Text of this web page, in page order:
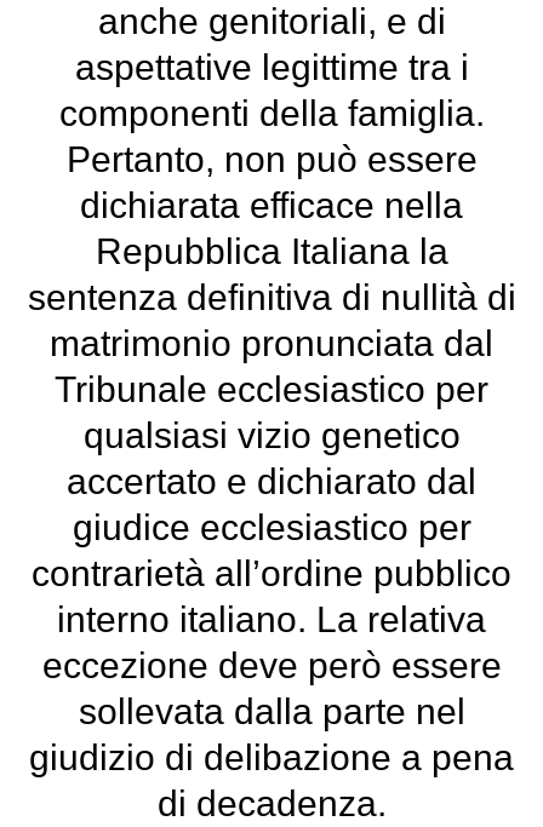
anche genitoriali, e di
aspettative legittime tra i
componenti della famiglia.
Pertanto, non può essere
dichiarata efficace nella
Repubblica Italiana la
sentenza definitiva di nullità di
matrimonio pronunciata dal
Tribunale ecclesiastico per
qualsiasi vizio genetico
accertato e dichiarato dal
giudice ecclesiastico per
contrarietà all’ordine pubblico
interno italiano. La relativa
eccezione deve però essere
sollevata dalla parte nel
giudizio di delibazione a pena
di decadenza.